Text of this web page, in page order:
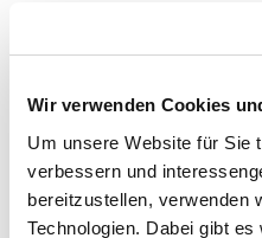
Wir verwenden Cookies
Um unsere Website für Sie
verbessern und
bereitzustellen, verwenden
Technologien. Dabei gibt
Umständen kann es
[1] BGE 138 II 346 E. 3,
shorturl.at/fpQ68.Im
Begriff